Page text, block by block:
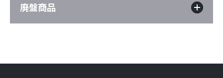
廃盤商品